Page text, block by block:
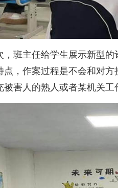
，班主任给学生展示新型
点，作案过程是不会和对方
被害人的熟人或者某机关工